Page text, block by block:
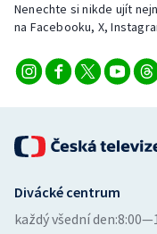
Volejbal
Ostatní
Nenechte si nikde ujít
na Facebooku, X,
Divácké centrum
každý všední den: